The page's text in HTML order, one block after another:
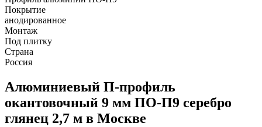
Покрытие
анодированное
Монтаж
Под плитку
Страна
Россия
Алюминиевый П-профиль
окантовочный 9 мм ПО-П9 серебро
глянец 2,7 м в Москве